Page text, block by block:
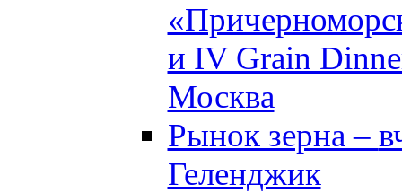
и IV Grain
Москва
Рынок зерна –
Геленджик